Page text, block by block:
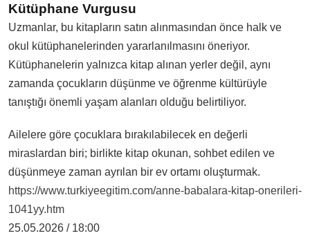
Kütüphane Vurgusu
Uzmanlar, bu kitapların satın alınmasından önce halk ve
okul kütüphanelerinden yararlanılmasını öneriyor.
Kütüphanelerin yalnızca kitap alınan yerler değil, aynı
zamanda çocukların düşünme ve öğrenme kültürüyle
tanıştığı önemli yaşam alanları olduğu belirtiliyor.
Ailelere göre çocuklara bırakılabilecek en değerli
miraslardan biri; birlikte kitap okunan, sohbet edilen ve
düşünmeye zaman ayrılan bir ev ortamı oluşturmak.
https://www.turkiyeegitim.com/anne-babalara-kitap-onerileri-
1041yy.htm
25.05.2026 / 18:00